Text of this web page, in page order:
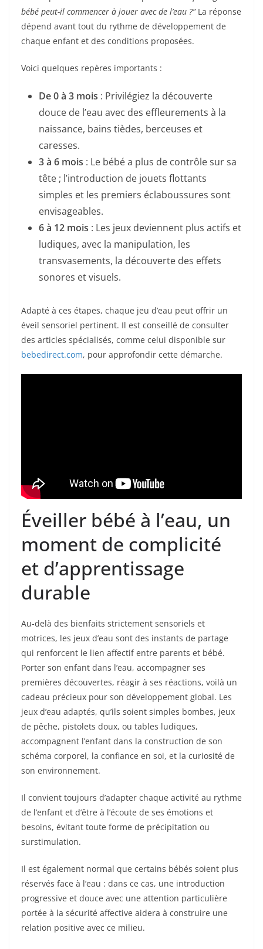
bébé peut-il commencer à jouer avec de l’eau ?”La réponse
dépend avant tout du rythme de développement de
chaque enfant et des conditions proposées.
Voici quelques repères importants :
De 0 à 3 mois : Privilégiez la découverte
douce de l’eau avec des effleurements à la
naissance, bains tièdes, berceuses et
caresses.
3 à 6 mois : Le bébé a plus de contrôle sur sa
tête ; l’introduction de jouets flottants
simples et les premiers éclaboussures sont
envisageables.
6 à 12 mois : Les jeux deviennent plus actifs et
ludiques, avec la manipulation, les
transvasements, la découverte des effets
sonores et visuels.
Adapté à ces étapes, chaque jeu d’eau peut offrir un
éveil sensoriel pertinent. Il est conseillé de consulter
des articles spécialisés, comme celui disponible sur
bebedirect.com, pour approfondir cette démarche.
Éveiller bébé à l’eau, un
moment de complicité
et d’apprentissage
durable
Au-delà des bienfaits strictement sensoriels et
motrices, les jeux d’eau sont des instants de partage
qui renforcent le lien affectif entre parents et bébé.
Porter son enfant dans l’eau, accompagner ses
premières découvertes, réagir à ses réactions, voilà un
cadeau précieux pour son développement global. Les
jeux d’eau adaptés, qu’ils soient simples bombes, jeux
de pêche, pistolets doux, ou tables ludiques,
accompagnent l’enfant dans la construction de son
schéma corporel, la confiance en soi, et la curiosité de
son environnement.
Il convient toujours d’adapter chaque activité au rythme
de l’enfant et d’être à l’écoute de ses émotions et
besoins, évitant toute forme de précipitation ou
surstimulation.
Il est également normal que certains bébés soient plus
réservés face à l’eau : dans ce cas, une introduction
progressive et douce avec une attention particulière
portée à la sécurité affective aidera à construire une
relation positive avec ce milieu.